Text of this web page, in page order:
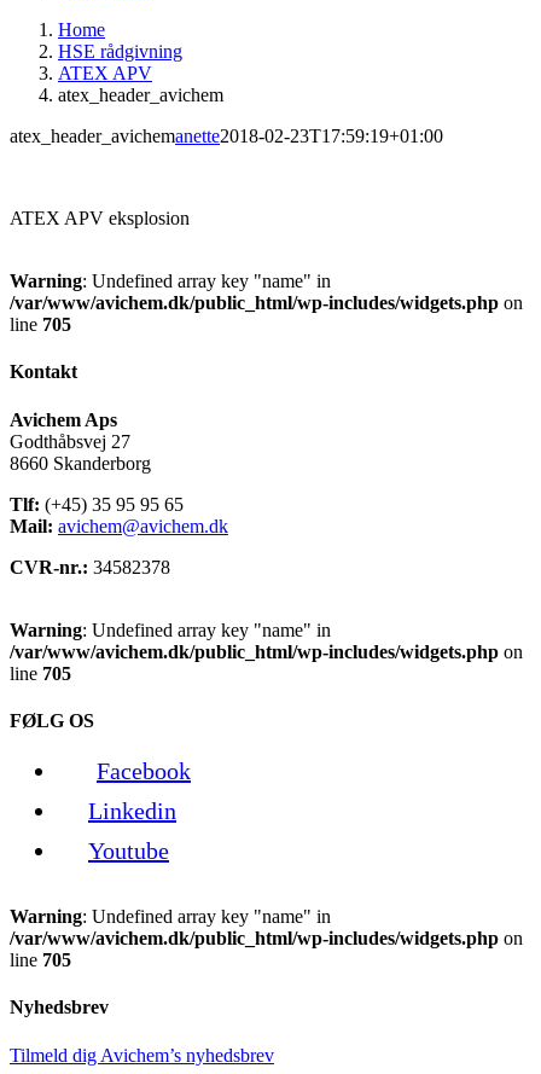
Home
HSE rådgivning
ATEX APV
atex_header_avichem
atex_header_avichemanette2018-02-23T17:59:19+01:00
ATEX APV eksplosion
Warning: Undefined array key "name" in
/var/www/avichem.dk/public_html/wp-includes/widgets.php on
line 705
Kontakt
Avichem Aps
Godthåbsvej 27
8660 Skanderborg
Tlf: (+45) 35 95 95 65
Mail: avichem@avichem.dk
CVR-nr.: 34582378
Warning: Undefined array key "name" in
/var/www/avichem.dk/public_html/wp-includes/widgets.php on
line 705
FØLG OS
Facebook
Linkedin
Youtube
Warning: Undefined array key "name" in
/var/www/avichem.dk/public_html/wp-includes/widgets.php on
line 705
Nyhedsbrev
Tilmeld dig Avichem’s nyhedsbrev